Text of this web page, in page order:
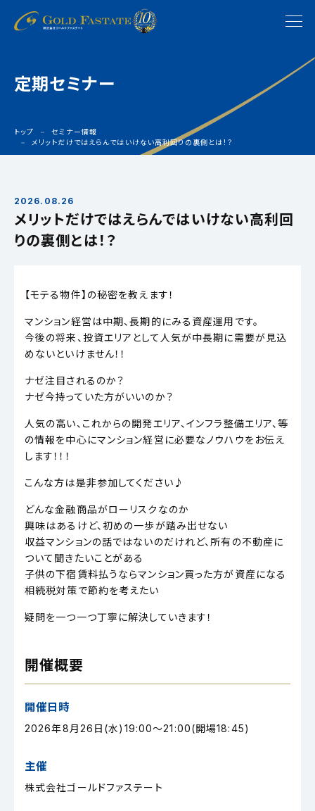
定期セミナー
トップ
セミナー情報
メリットだけではえらんではいけない高利回りの裏側とは！？
2026.08.26
メリットだけではえらんではいけない高利回
りの裏側とは！？
【モテる物件】の秘密を教えます！
マンション経営は中期、長期的にみる資産運用です。
今後の将来、投資エリアとして人気が中長期に需要が見込
めないといけません！！
ナゼ注目されるのか？
ナゼ今持っていた方がいいのか？
人気の高い、これからの開発エリア、インフラ整備エリア、等
の情報を中心にマンション経営に必要なノウハウをお伝え
します！！！
こんな方は是非参加してください♪
どんな金融商品がローリスクなのか
興味はあるけど、初めの一歩が踏み出せない
収益マンションの話ではないのだけれど、所有の不動産に
ついて聞きたいことがある
子供の下宿賃料払うならマンション買った方が資産になる
相続税対策で節約を考えたい
疑問を一つ一つ丁寧に解決していきます！
開催概要
開催日時
2026年8月26日(水)19:00～21:00(開場18:45)
主催
株式会社ゴールドファステート